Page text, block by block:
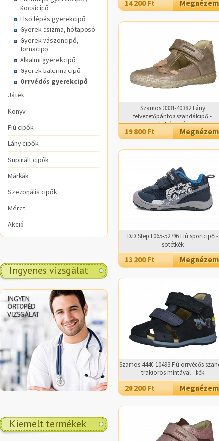
Kocsicipő
Első lépés gyerekcipő
Gyerek csizma, hótaposó
Gyerek vászoncipő,
tornacipő
Alkalmi gyerekcipő
Gyerek balerina cipő
Orrvédős gyerekcipő
Játék
Könyv
Fiú cipők
Lány cipők
Supinált cipők
Márkák
Szezonális cipők
Méret
Akció
Ingyenes vizsgálat
.
Kiemelt termékek
14 200 Ft Megnézem
Szamos 3331-40382 Lány
felvezetőpántos szandálcipő -
dohányszín
19 800 Ft Megnézem
D.D.Step F065-52796 Fiú sportcipő -
sötétkék
13 200 Ft Megnézem
Szamos 4440-10493 Fiú orrvédős
traktoros mintával - kék
20 200 Ft Megnézem